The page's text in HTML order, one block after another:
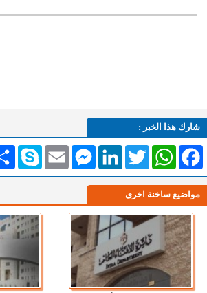
شارك هذا الخبر :
انشر Skype Email
MessengerLinkedInTwitterWhatsAppFacebook
مواضيع ساخنة اخرى